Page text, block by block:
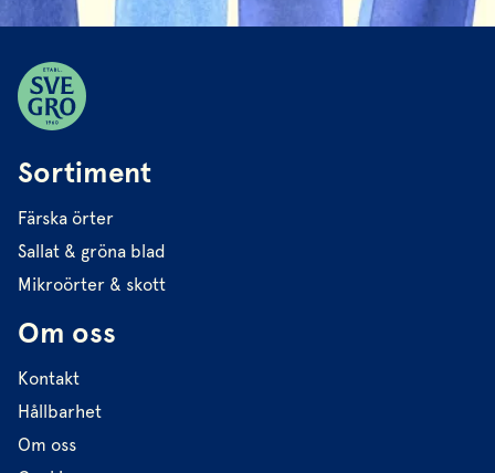
Sortiment
Färska örter
Sallat & gröna blad
Mikroörter & skott
Om oss
Kontakt
Hållbarhet
Om oss